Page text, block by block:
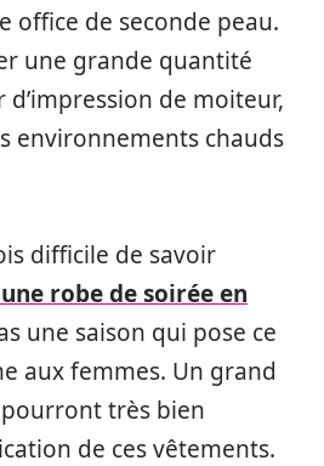
office de seconde peau.
une grande quantité
d’impression de moiteur,
environnements chauds
difficile de savoir
robe de soirée en
une saison qui pose ce
aux femmes. Un grand
très bien
de ces vêtements.